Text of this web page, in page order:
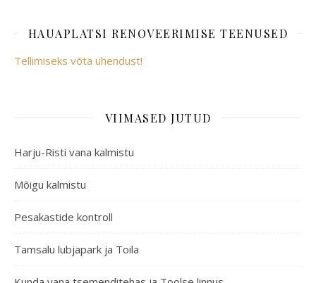
HAUAPLATSI RENOVEERIMISE TEENUSED
Tellimiseks võta ühendust!
VIIMASED JUTUD
Harju-Risti vana kalmistu
Mõigu kalmistu
Pesakastide kontroll
Tamsalu lubjapark ja Toila